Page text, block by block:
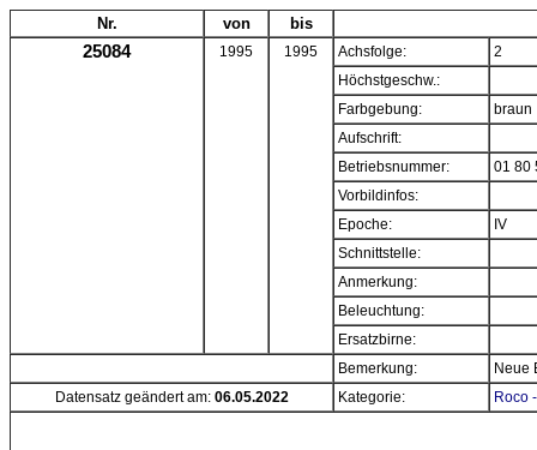
Nr. von bis
25084 1995 1995 Achsfolge:
2
Höchstgeschw.:
Farbgebung:
braun
Aufschrift:
Betriebsnummer:
01 80
Vorbildinfos:
Epoche:
IV
Schnittstelle:
Anmerkung:
Beleuchtung:
Ersatzbirne:
Bemerkung:
Neue
Datensatz geändert am: 06.05.2022 Kategorie: Roco